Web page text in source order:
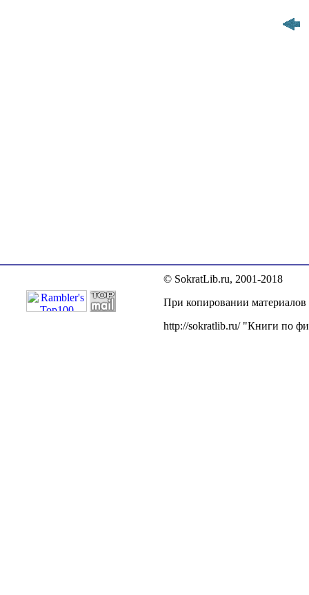
© SokratLib.ru, 2001-2018
При копировании материалов
http://sokratlib.ru/ "Книги по